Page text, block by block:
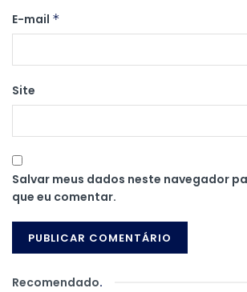
E-mail *
Site
Salvar meus dados neste navegador
que eu comentar.
Recomendado.